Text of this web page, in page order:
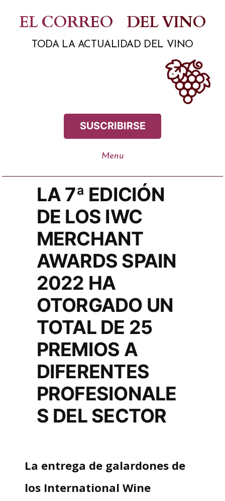
contenido
EL CORREO DEL VINO
TODA LA ACTUALIDAD DEL VINO
SUSCRIBIRSE
LA 7ª EDICIÓN
DE LOS IWC
MERCHANT
AWARDS SPAIN
2022 HA
OTORGADO UN
TOTAL DE 25
PREMIOS A
DIFERENTES
PROFESIONALE
S DEL SECTOR
La entrega de galardones de
los International Wine